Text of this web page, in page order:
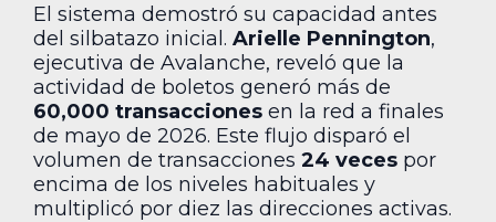
El sistema demostró su capacidad antes
del silbatazo inicial. Arielle Pennington,
ejecutiva de Avalanche, reveló que la
actividad de boletos generó más de
60,000 transacciones en la red a finales
de mayo de 2026. Este flujo disparó el
volumen de transacciones 24 veces por
encima de los niveles habituales y
multiplicó por diez las direcciones activas.